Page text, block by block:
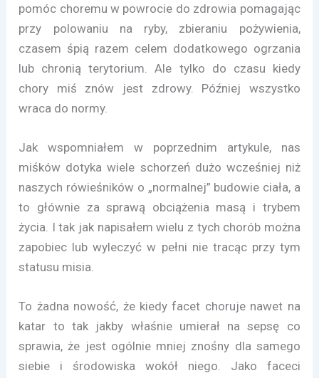
pomóc choremu w powrocie do zdrowia pomagając
przy polowaniu na ryby, zbieraniu pożywienia,
czasem śpią razem celem dodatkowego ogrzania
lub chronią terytorium. Ale tylko do czasu kiedy
chory miś znów jest zdrowy. Później wszystko
wraca do normy.
Jak wspomniałem w poprzednim artykule, nas
miśków dotyka wiele schorzeń dużo wcześniej niż
naszych rówieśników o „normalnej” budowie ciała, a
to głównie za sprawą obciążenia masą i trybem
życia. I tak jak napisałem wielu z tych chorób można
zapobiec lub wyleczyć w pełni nie tracąc przy tym
statusu misia.
To żadna nowość, że kiedy facet choruje nawet na
katar to tak jakby właśnie umierał na sepsę co
sprawia, że jest ogólnie mniej znośny dla samego
siebie i środowiska wokół niego. Jako faceci